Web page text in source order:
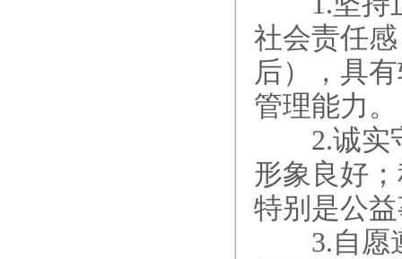
社会责任
后），具
管理能力。
2.诚实守
形象良好
特别是公
3.自愿遵